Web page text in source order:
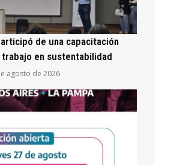
de una capacitación
en sustentabilidad
agosto de 2026